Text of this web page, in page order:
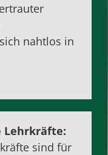
nahtlos in
Lehrkräfte:
sind für